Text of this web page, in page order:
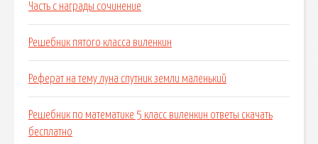
Часть с награды сочинение
Решебник пятого класса виленкин
Реферат на тему луна спутник земли маленький
Решебник по математике 5 класс виленкин ответы скачать
бесплатно